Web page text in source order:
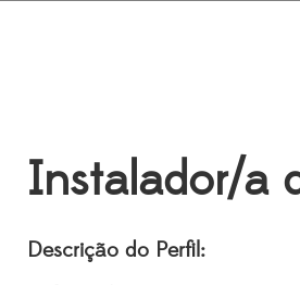
Instalador/a
Descrição do Perfil: